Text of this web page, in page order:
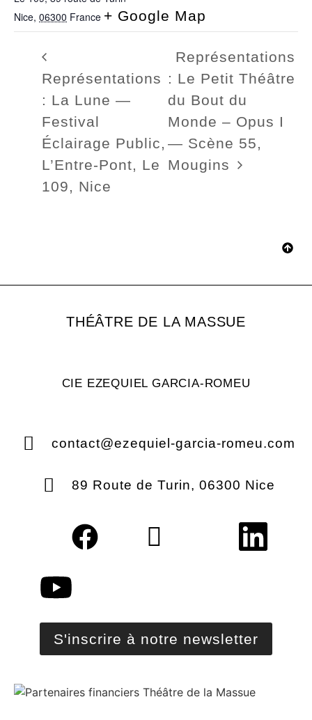
Nice, 06300 France + Google Map
Représentations
: La Lune —
Festival
Éclairage Public,
L’Entre-Pont, Le
109, Nice
Représentations
: Le Petit Théâtre
du Bout du
Monde – Opus I
— Scène 55,
Mougins
THÉÂTRE DE LA MASSUE
CIE EZEQUIEL GARCIA-ROMEU
contact@ezequiel-garcia-romeu.com
89 Route de Turin, 06300 Nice
S'inscrire à notre newsletter